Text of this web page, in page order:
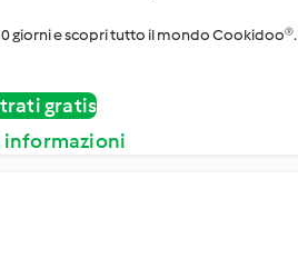
giorni e scopri tutto il mondo Cookidoo®.
gratis